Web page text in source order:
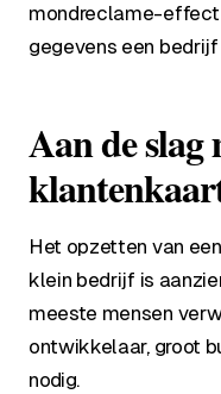
mondreclame-effect
gegevens een
Aan de slag
Het opzetten van
klein bedrijf is
meeste mensen
ontwikkelaar, groot
nodig.